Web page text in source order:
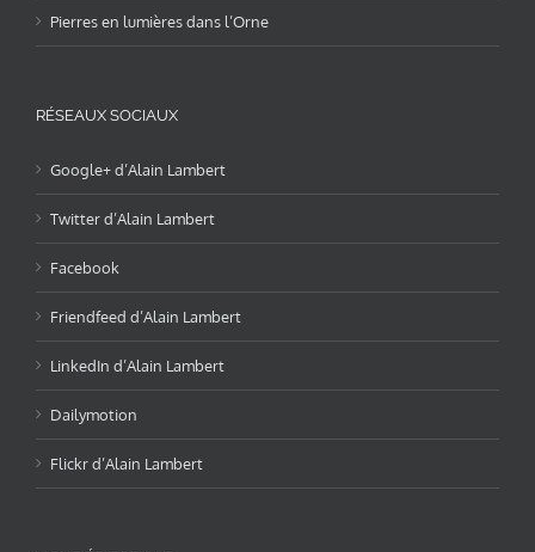
Pierres en lumières dans l’Orne
RÉSEAUX SOCIAUX
Google+ d’Alain Lambert
Twitter d’Alain Lambert
Facebook
Friendfeed d’Alain Lambert
LinkedIn d’Alain Lambert
Dailymotion
Flickr d’Alain Lambert